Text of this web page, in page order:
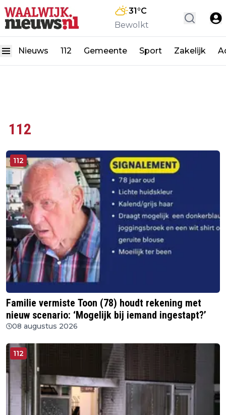
31°C
Bewolkt
Nieuws 112 Gemeente Sport Zakelijk
112
112
Familie vermiste Toon (78) houdt rekening met
nieuw scenario: ‘Mogelijk bij iemand ingestapt?’
08 augustus 2026
112